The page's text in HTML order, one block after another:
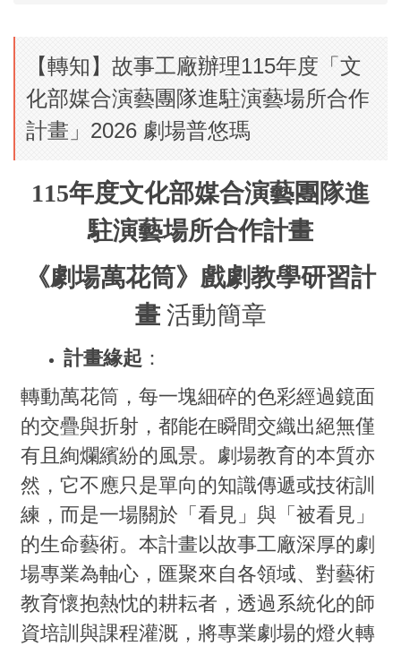
【轉知】故事工廠辦理115年度「文
化部媒合演藝團隊進駐演藝場所合作
計畫」2026 劇場普悠瑪
115年度文化部媒合演藝團隊進
駐演藝場所合作計畫
《劇場萬花筒》戲劇教學研習計
畫活動簡章
計畫緣起 ：
轉動萬花筒，每一塊細碎的色彩經過鏡面
的交疊與折射，都能在瞬間交織出絕無僅
有且絢爛繽紛的風景。劇場教育的本質亦
然，它不應只是單向的知識傳遞或技術訓
練，而是一場關於「看見」與「被看見」
的生命藝術。本計畫以故事工廠深厚的劇
場專業為軸心，匯聚來自各領域、對藝術
教育懷抱熱忱的耕耘者，透過系統化的師
資培訓與課程灌溉，將專業劇場的燈火轉